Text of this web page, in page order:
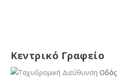
Κεντρικό Γραφείο
Οδός